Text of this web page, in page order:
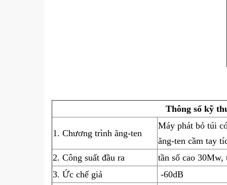
Thông số kỹ
1. Chương trình ăng-ten
Máy phát bỏ túi
ăng-ten cầm tay
2. Công suất đầu ra
tần số cao 30Mw,
3. Ức chế giả
-60dB